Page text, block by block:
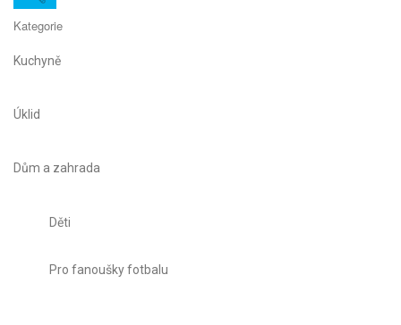
Kategorie
Kuchyně
Úklid
Dům a zahrada
Děti
Pro fanoušky fotbalu